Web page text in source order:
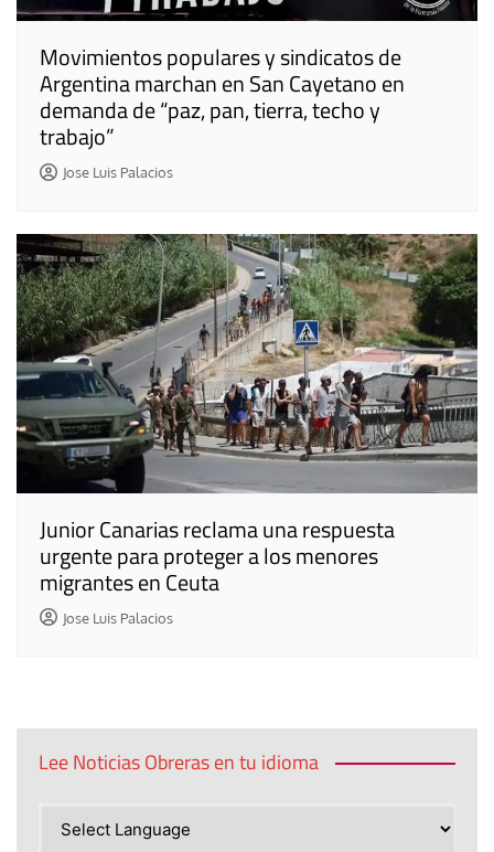
Movimientos populares y sindicatos de
Argentina marchan en San Cayetano en
demanda de “paz, pan, tierra, techo y
trabajo”
Jose Luis Palacios
Junior Canarias reclama una respuesta
urgente para proteger a los menores
migrantes en Ceuta
Jose Luis Palacios
Lee Noticias Obreras en tu idioma